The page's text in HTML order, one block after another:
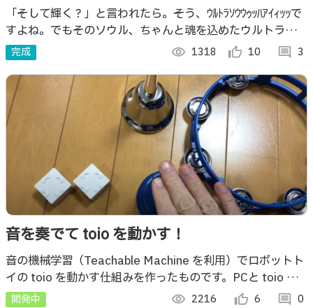
やろう
「そして輝く？」と言われたら。そう、ｳﾙﾄﾗｿｳｳｩｯﾊｱｲｨｯｯで
すよね。でもそのソウル、ちゃんと魂を込めたウルトラソウ
ルですか？お前のソウルがホンモノかニセモノかを判定する
webアプリ作りました。
完成 visibility 1318 thumb_up_alt 10 comment 3
音を奏でて toio を動かす！
音の機械学習（Teachable Machine を利用）でロボットト
イの toio を動かす仕組みを作ったものです。PCと toio の
間は Web Bluetooth API でつないでます。
開発中 visibility 2216 thumb_up_alt 6 comment 0